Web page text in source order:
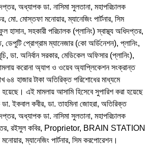
অধ্যাপক ডা. নাসিমা সুলতানা, মহাপরিচালক
মো. মোস্তফা মনোয়ার, ম্যানেজিং পার্টনার, সিম
হাসান, সহকারী পরিচালক (প্লানিং) স্বাস্থ্য অধিদপ্তর,
ডেপুটি প্রোগ্রাম ম্যানেজার (কো অর্ডিনেশন), প্লানিং,
ডা. অনির্বান সরকার, মেডিকেল অফিসার (প্লানিং),
করোনা অ্যাপ ও ওয়েব অ্যাপ্লিকেশন সংক্রান্ত
৬৪ হাজার টাকা অতিরিক্ত পরিশোধের মাধ্যমে
এই মামলায় আসামি হিসেবে সুপারিশ করা হয়েছে
ইকবাল কবীর, ডা. তাহমিনা জোহরা, অতিরিক্ত
অধ্যাপক ডা. নাসিমা সুলতানা, মহাপরিচালক
রইসুল কবির, Proprietor, BRAIN STATION
ম্যানেজিং পার্টনার, সিম করপোরেশন।